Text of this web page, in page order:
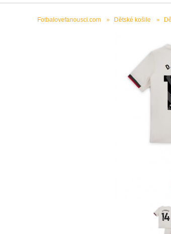
Fotbalovefanousci.com Dětské košile